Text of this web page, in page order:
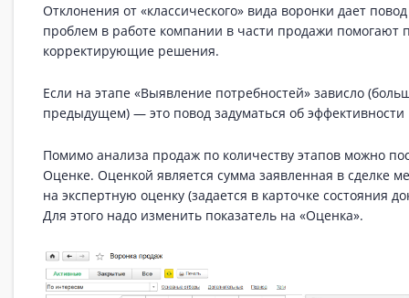
Отклонения от «классического» вида воронки дает
проблем в работе компании в части продажи помогают
корректирующие решения.
Если на этапе «Выявление потребностей» зависло
предыдущем) — это повод задуматься об
Помимо анализа продаж по количеству этапов можно
Оценке. Оценкой является сумма заявленная в сделке
на экспертную оценку (задается в карточке состояния
Для этого надо изменить показатель на «Оценка».